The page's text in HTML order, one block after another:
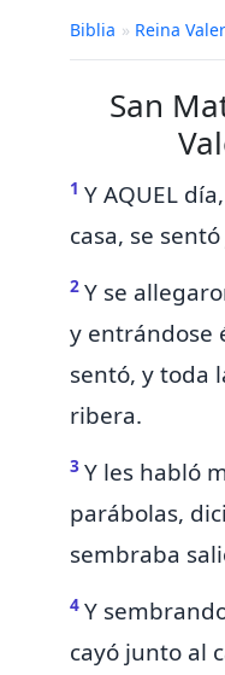
Biblia » Reina
San
1 Y AQUEL
casa, se
2 Y se
y entrándose
sentó, y toda
ribera.
3 Y les habló
parábolas,
sembraba
4 Y
cayó junto al